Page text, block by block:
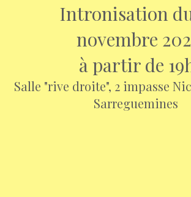
Intronisation
novembre
à partir de
Salle "rive droite", 2 impasse
Sarreguemines